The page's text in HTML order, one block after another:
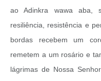
ao Adinkra wawa aba,
resiliência, resistência e
bordas recebem um
remetem a um rosário e
lágrimas de Nossa